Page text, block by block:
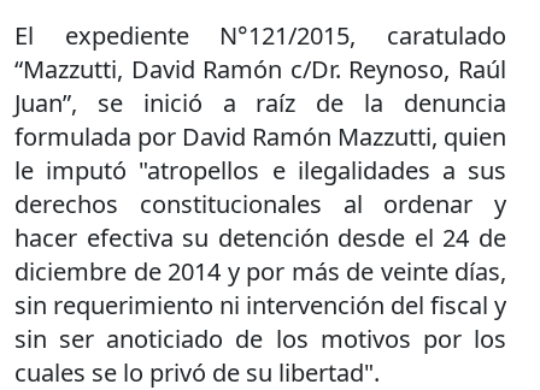
El expediente N°121/2015, caratulado
“Mazzutti, David Ramón c/Dr. Reynoso, Raúl
Juan”, se inició a raíz de la denuncia
formulada por David Ramón Mazzutti, quien
le imputó "atropellos e ilegalidades a sus
derechos constitucionales al ordenar y
hacer efectiva su detención desde el 24 de
diciembre de 2014 y por más de veinte días,
sin requerimiento ni intervención del fiscal y
sin ser anoticiado de los motivos por los
cuales se lo privó de su libertad".